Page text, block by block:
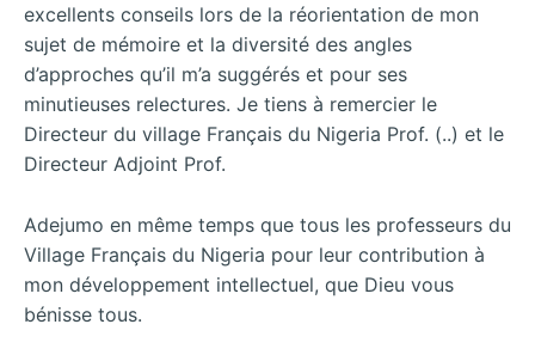
excellents conseils lors de la réorientation de mon
sujet de mémoire et la diversité des angles
d’approches qu’il m’a suggérés et pour ses
minutieuses relectures. Je tiens à remercier le
Directeur du village Français du Nigeria Prof. (..) et le
Directeur Adjoint Prof.
Adejumo en même temps que tous les professeurs du
Village Français du Nigeria pour leur contribution à
mon développement intellectuel, que Dieu vous
bénisse tous.